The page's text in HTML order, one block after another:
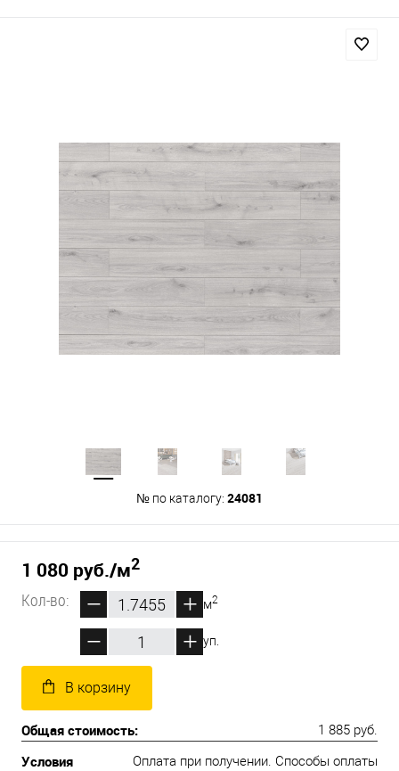
№ по каталогу: 24081
1 080 руб./м2
Кол-во:
м2
уп.
В корзину
Общая стоимость: 1 885 руб.
Условия
Оплата при получении. Способы оплаты